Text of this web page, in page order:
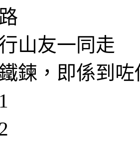
山友一同走
鍊，即係到